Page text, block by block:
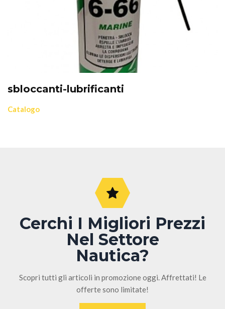
sbloccanti-lubrificanti
Catalogo
Cerchi I Migliori Prezzi
Nel Settore
Nautica?
Scopri tutti gli articoli in promozione oggi. Affrettati! Le
offerte sono limitate!